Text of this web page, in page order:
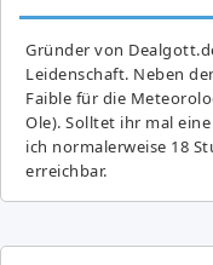
Gründer von
Leidenschaft. Neben
Fai­ble für die
Ole). Solltet ihr mal
ich normalerweise 18
erreichbar.